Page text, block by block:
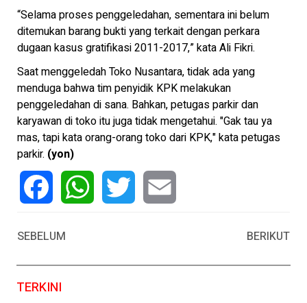
“Selama proses penggeledahan, sementara ini belum
ditemukan barang bukti yang terkait dengan perkara
dugaan kasus gratifikasi 2011-2017,” kata Ali Fikri.
Saat menggeledah Toko Nusantara, tidak ada yang
menduga bahwa tim penyidik KPK melakukan
penggeledahan di sana. Bahkan, petugas parkir dan
karyawan di toko itu juga tidak mengetahui. "Gak tau ya
mas, tapi kata orang-orang toko dari KPK," kata petugas
parkir. (yon)
SEBELUM
BERIKUT
TERKINI